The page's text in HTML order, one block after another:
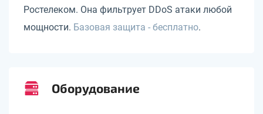
Ростелеком. Она фильтрует DDoS атаки любой
мощности. Базовая защита - бесплатно.
Оборудование